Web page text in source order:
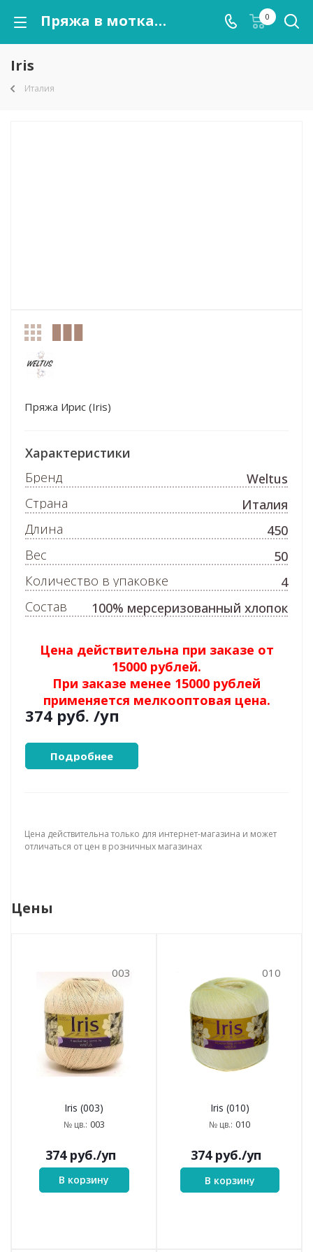
Пряжа в мотках Iris оптом от kutnor.ru 0
Iris
Италия
Пряжа Ирис (Iris)
Цена действительна при заказе от
15000 рублей.
При заказе менее 15000 рублей
применяется мелкооптовая цена.
374 руб. /уп
Подробнее
Характеристики
Бренд
Weltus
Страна
Италия
Длина
450
Вес
50
Количество в упаковке
4
Состав
100% мерсеризованный хлопок
Цена действительна только для интернет-магазина и может
отличаться от цен в розничных магазинах
Цены
003
Iris (003)
№ цв.: 003
374руб./уп
В корзину
010
Iris (010)
№ цв.: 010
374руб./уп
В корзину